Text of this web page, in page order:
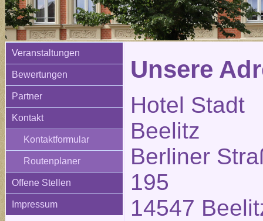
Veranstaltungen
Bewertungen
Partner
Kontakt
Kontaktformular
Routenplaner
Offene Stellen
Impressum
Unsere
Hotel Stadt
Beelitz
Berliner
195
14547